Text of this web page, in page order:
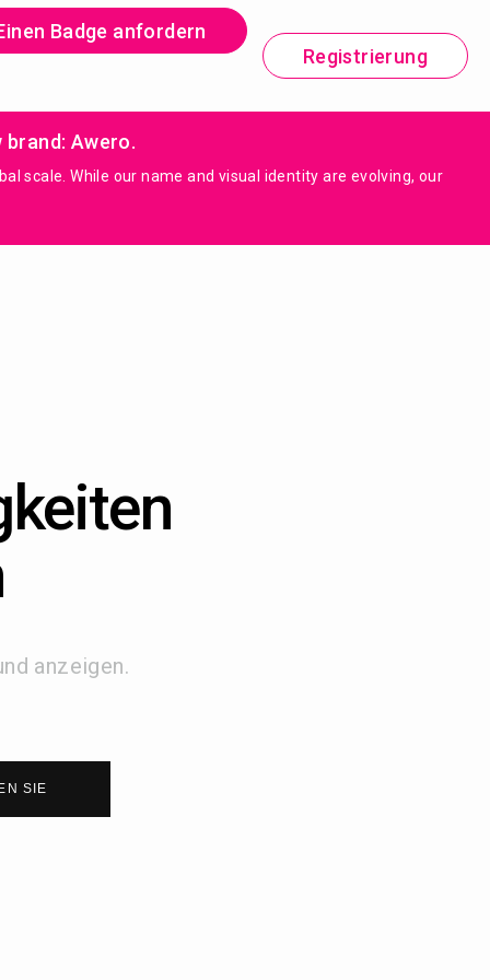
Badge anfordern
Registrierung
Awero.
scale. While our name and visual identity are evolving, our
anzeigen.
SIE